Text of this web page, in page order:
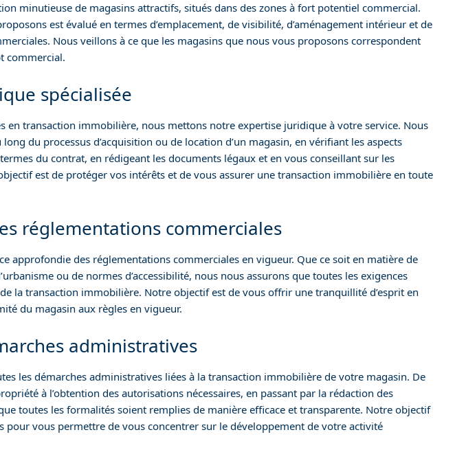
minutieuse de magasins attractifs, situés dans des zones à fort potentiel commercial.
est évalué en termes d’emplacement, de visibilité, d’aménagement intérieur et de
Nous veillons à ce que les magasins que nous vous proposons correspondent
commercial.
spécialisée
en transaction immobilière, nous mettons notre expertise juridique à votre service. Nous
du processus d’acquisition ou de location d’un magasin, en vérifiant les aspects
du contrat, en rédigeant les documents légaux et en vous conseillant sur les
est de protéger vos intérêts et de vous assurer une transaction immobilière en toute
réglementations commerciales
approfondie des réglementations commerciales en vigueur. Que ce soit en matière de
ou de normes d’accessibilité, nous nous assurons que toutes les exigences
la transaction immobilière. Notre objectif est de vous offrir une tranquillité d’esprit en
du magasin aux règles en vigueur.
administratives
les démarches administratives liées à la transaction immobilière de votre magasin. De
à l’obtention des autorisations nécessaires, en passant par la rédaction des
toutes les formalités soient remplies de manière efficace et transparente. Notre objectif
pour vous permettre de vous concentrer sur le développement de votre activité